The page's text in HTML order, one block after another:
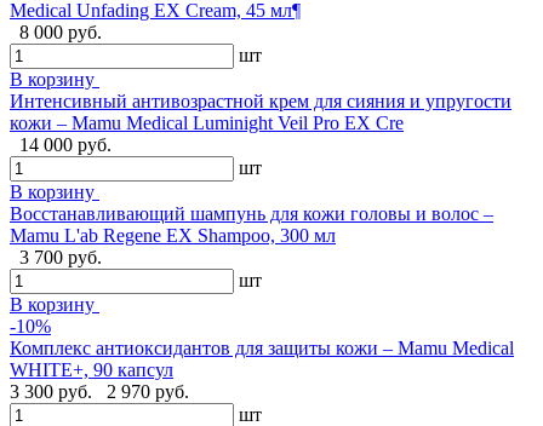
Medical Unfading EX Cream, 45 мл¶
8 000 руб.
шт
В корзину
Интенсивный антивозрастной крем для сияния и упругости
кожи – Mamu Medical Luminight Veil Pro EX Cre
14 000 руб.
шт
В корзину
Восстанавливающий шампунь для кожи головы и волос –
Mamu L'ab Regene EX Shampoo, 300 мл
3 700 руб.
шт
В корзину
-10%
Комплекс антиоксидантов для защиты кожи – Mamu Medical
WHITE+, 90 капсул
3 300 руб.
2 970 руб.
шт